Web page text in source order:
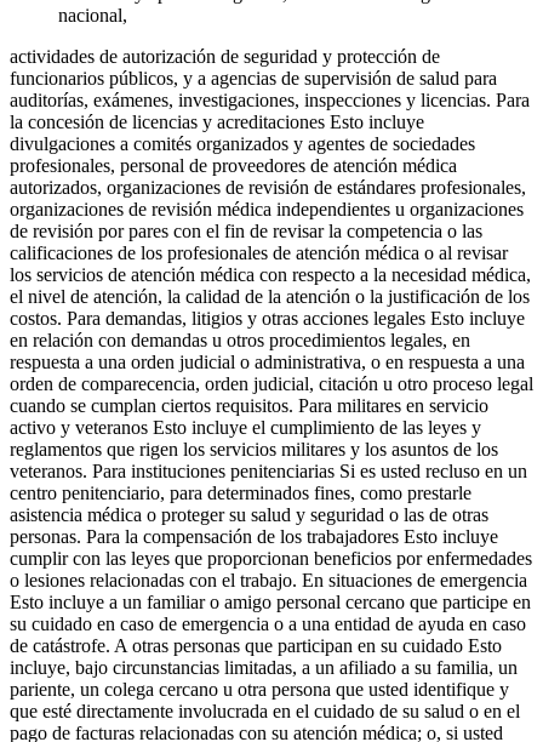
nacional,
actividades de autorización de seguridad y protección de
funcionarios públicos, y a agencias de supervisión de salud para
auditorías, exámenes, investigaciones, inspecciones y licencias. Para
la concesión de licencias y acreditaciones Esto incluye
divulgaciones a comités organizados y agentes de sociedades
profesionales, personal de proveedores de atención médica
autorizados, organizaciones de revisión de estándares profesionales,
organizaciones de revisión médica independientes u organizaciones
de revisión por pares con el fin de revisar la competencia o las
calificaciones de los profesionales de atención médica o al revisar
los servicios de atención médica con respecto a la necesidad médica,
el nivel de atención, la calidad de la atención o la justificación de los
costos. Para demandas, litigios y otras acciones legales Esto incluye
en relación con demandas u otros procedimientos legales, en
respuesta a una orden judicial o administrativa, o en respuesta a una
orden de comparecencia, orden judicial, citación u otro proceso legal
cuando se cumplan ciertos requisitos. Para militares en servicio
activo y veteranos Esto incluye el cumplimiento de las leyes y
reglamentos que rigen los servicios militares y los asuntos de los
veteranos. Para instituciones penitenciarias Si es usted recluso en un
centro penitenciario, para determinados fines, como prestarle
asistencia médica o proteger su salud y seguridad o las de otras
personas. Para la compensación de los trabajadores Esto incluye
cumplir con las leyes que proporcionan beneficios por enfermedades
o lesiones relacionadas con el trabajo. En situaciones de emergencia
Esto incluye a un familiar o amigo personal cercano que participe en
su cuidado en caso de emergencia o a una entidad de ayuda en caso
de catástrofe. A otras personas que participan en su cuidado Esto
incluye, bajo circunstancias limitadas, a un afiliado a su familia, un
pariente, un colega cercano u otra persona que usted identifique y
que esté directamente involucrada en el cuidado de su salud o en el
pago de facturas relacionadas con su atención médica; o, si usted